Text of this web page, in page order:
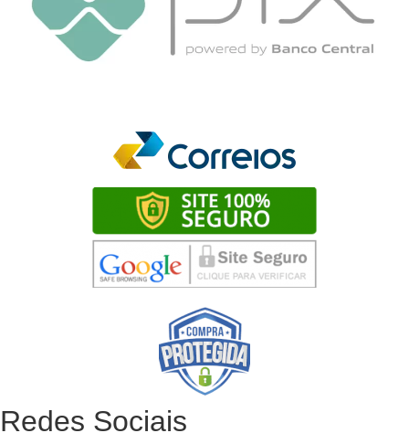
Redes Sociais